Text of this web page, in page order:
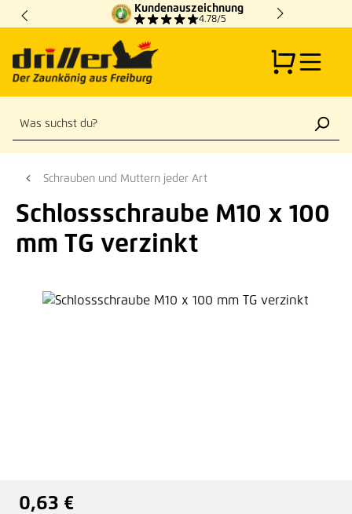
Zum Hauptinhalt springen
Kundenauszeichnung
4.78/5
Schrauben und Muttern jeder Art
Schlossschraube M10 x 100
mm TG verzinkt
Bildergalerie überspringen
Regulärer Preis:
0,63 €